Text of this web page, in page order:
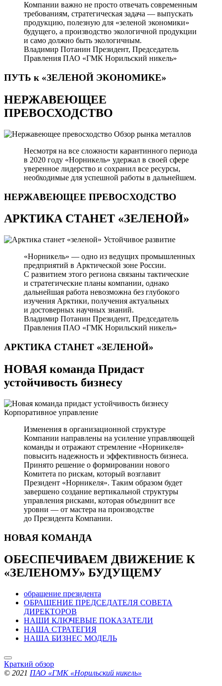
Компании важно не просто отвечать современным
требованиям, стратегическая задача — выпускать
продукцию, полезную для «зеленой экономики»
будущего, а производство экологичной продукции
и само должно быть экологичным.
Владимир Потанин Президент, Председатель
Правления ПАО «ГМК Норильский никель»
ПУТЬ к «ЗЕЛЕНОЙ ЭКОНОМИКЕ»
НЕРЖАВЕЮЩЕЕ
ПРЕВОСХОДСТВО
Обзор рынка металлов
Несмотря на все сложности карантинного периода
в 2020 году «Норникель» удержал в своей сфере
уверенное лидерство и сохранил все ресурсы,
необходимые для успешной работы в дальнейшем.
НЕРЖАВЕЮЩЕЕ ПРЕВОСХОДСТВО
АРКТИКА СТАНЕТ «ЗЕЛЕНОЙ»
Устойчивое развитие
«Норникель» — одно из ведущих промышленных
предприятий в Арктической зоне России.
С развитием этого региона связаны тактические
и стратегические планы компании, однако
дальнейшая работа невозможна без глубокого
изучения Арктики, получения актуальных
и достоверных научных знаний.
Владимир Потанин Президент, Председатель
Правления ПАО «ГМК Норильский никель»
АРКТИКА СТАНЕТ «ЗЕЛЕНОЙ»
НОВАЯ команда Придаст
устойчивость бизнесу
Корпоративное управление
Изменения в организационной структуре
Компании направлены на усиление управляющей
команды и отражают стремление «Норникеля»
повысить надежность и эффективность бизнеса.
Принято решение о формировании нового
Комитета по рискам, который возглавит
Президент «Норникеля». Таким образом будет
завершено создание вертикальной структуры
управления рисками, которая объединит все
уровни — от мастера на производстве
до Президента Компании.
НОВАЯ КОМАНДА
ОБЕСПЕЧИВАЕМ ДВИЖЕНИЕ К
«ЗЕЛЕНОМУ» БУДУЩЕМУ
обращение президента
ОБРАЩЕНИЕ ПРЕДСЕДАТЕЛЯ СОВЕТА
ДИРЕКТОРОВ
НАШИ КЛЮЧЕВЫЕ ПОКАЗАТЕЛИ
НАША СТРАТЕГИЯ
НАША БИЗНЕС МОДЕЛЬ
Краткий обзор
© 2021 ПАО «ГМК «Норильский никель»